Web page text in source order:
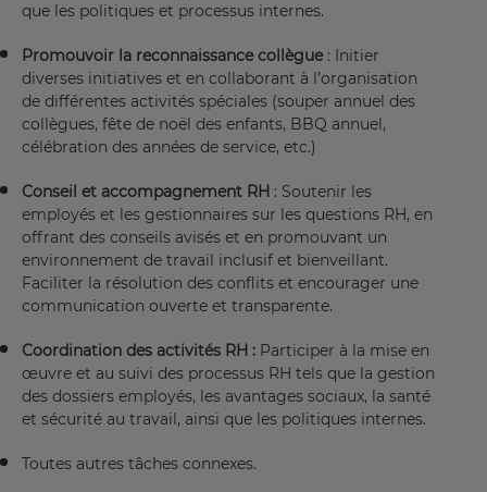
que les politiques et processus internes.
Promouvoir la reconnaissance collègue: Initier
diverses initiatives et en collaborant à l’organisation
de différentes activités spéciales (souper annuel des
collègues, fête de noël des enfants, BBQ annuel,
célébration des années de service, etc.)
Conseil et accompagnement RH : Soutenir les
employés et les gestionnaires sur les questions RH, en
offrant des conseils avisés et en promouvant un
environnement de travail inclusif et bienveillant.
Faciliter la résolution des conflits et encourager une
communication ouverte et transparente.
Coordination des activités RH : Participer à la mise en
œuvre et au suivi des processus RH tels que la gestion
des dossiers employés, les avantages sociaux, la santé
et sécurité au travail, ainsi que les politiques internes.
Toutes autres tâches connexes.